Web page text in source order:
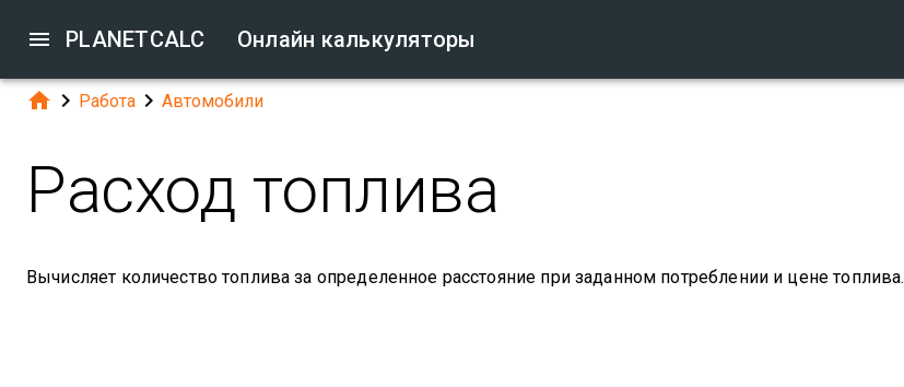
 PLANETCALC Онлайн калькуляторы
  Работа  Автомобили
Расход топлива
Вычисляет количество топлива за определенное расстояние при заданном потреблении и цене топлива.